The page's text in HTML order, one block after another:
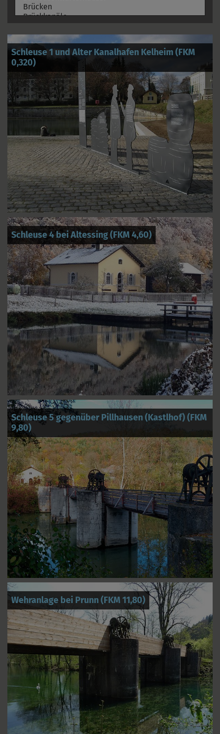
Schleuse 1 und Alter Kanalhafen Kelheim (FKM
0,320)
Schleuse 4 bei Altessing (FKM 4,60)
Schleuse 5 gegenüber Pillhausen (Kastlhof) (FKM
9,80)
Wehranlage bei Prunn (FKM 11,80)